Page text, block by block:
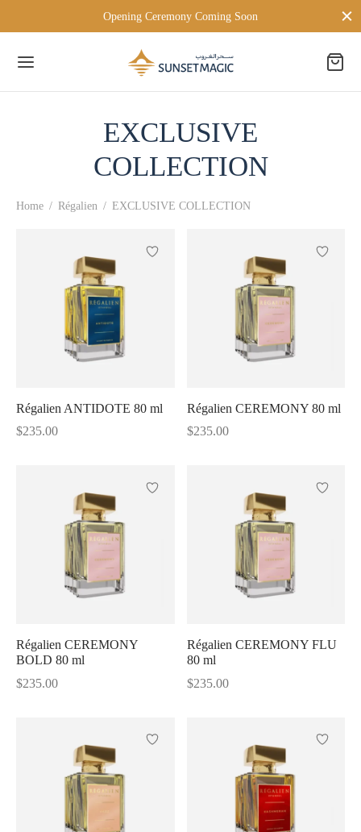
Opening Ceremony Coming Soon
EXCLUSIVE
COLLECTION
Home / Régalien / EXCLUSIVE COLLECTION
Régalien ANTIDOTE 80 ml
$235.00
Régalien CEREMONY 80 ml
$235.00
Régalien CEREMONY
BOLD 80 ml
$235.00
Régalien CEREMONY FLU
80 ml
$235.00